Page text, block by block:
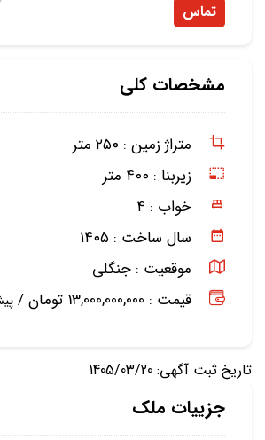
تماس
مشخصات کلی
متراژ زمین : ۲۵۰ متر
زیربنا : ۴۰۰ متر
خواب : ۴
سال ساخت : ۱۴۰۵
موقعیت : جنگلی
قیمت : 13,000,000,000 تومان /
تاریخ ثبت آگهی: 1405/03/20
جزییات ملک